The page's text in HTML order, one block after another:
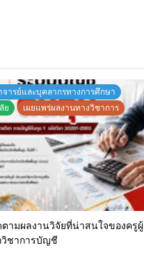
ารย์และบุคลากรทางการศึกษา
ย
เผยแพร่ผลงานทางวิชาการ
ามผลงานวิจัยที่น่าสนใจของครูผู้
ชาการบัญชี